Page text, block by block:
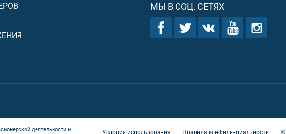
МЫ В СОЦ. СЕТЯХ
деятельности и
Условия использования Правила конфиденциальности ©